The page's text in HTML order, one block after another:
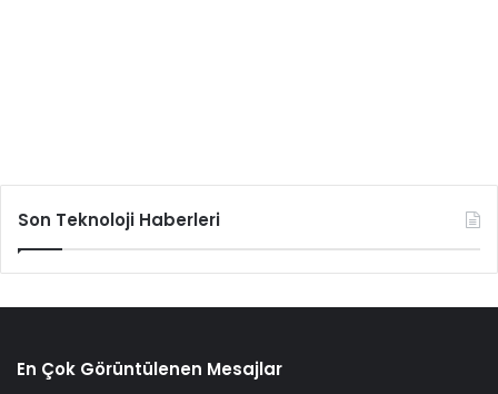
Son Teknoloji Haberleri
En Çok Görüntülenen Mesajlar